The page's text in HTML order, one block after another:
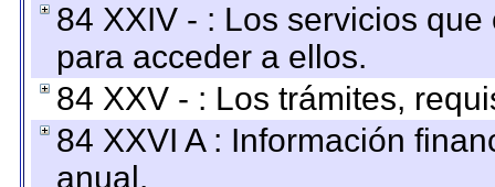
84 XXIV - : Los servicios
para acceder a ellos.
84 XXV - : Los trámites,
84 XXVI A : Información
anual.